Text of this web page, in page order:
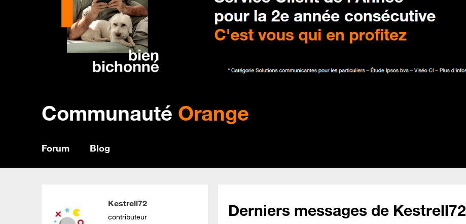
Communauté Orange
Forum Blog
Kestrell72
contributeur
Derniers messages de Kestrell72